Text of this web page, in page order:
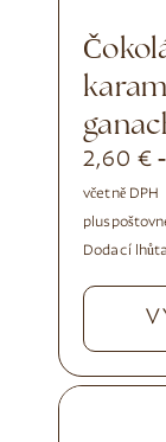
Čokoládové vajíčko,
2,60 € -
včetně DPH
plus
Dodací